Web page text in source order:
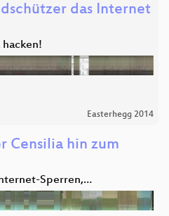
das Internet
Easterhegg 2014
Censilia hin zum
Sperren,…